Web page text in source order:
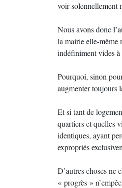
voir solennellement
Nous avons donc
la mairie elle-même
indéfiniment vides
Pourquoi, sinon
augmenter toujours
Et si tant de
quartiers et quelles
identiques, ayant
expropriés
D’autres choses ne
« progrès »